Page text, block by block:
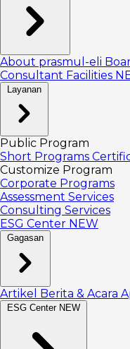
About prasmul-eli
Consultant Facilities
Layanan
Public Program
Short Programs
Customize Program
Corporate Programs
Assessment Services
Consulting Services
ESG Center NEW
Gagasan
Artikel Berita & Acara
ESG Center NEW